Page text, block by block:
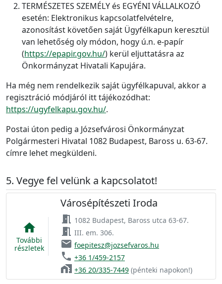
TERMÉSZETES SZEMÉLY és EGYÉNI VÁLLALKOZÓ
esetén: Elektronikus kapcsolatfelvételre,
azonosítást követően saját Ügyfélkapun keresztül
van lehetőség oly módon, hogy ú.n. e-papír
(https://epapir.gov.hu/) kerül eljuttatásra az
Önkormányzat Hivatali Kapujára.
Ha még nem rendelkezik saját ügyfélkapuval, akkor a
regisztráció módjáról itt tájékozódhat:
https://ugyfelkapu.gov.hu/.
Postai úton pedig a Józsefvárosi Önkormányzat
Polgármesteri Hivatal 1082 Budapest, Baross u. 63-67.
címre lehet megküldeni.
Vegye fel velünk a kapcsolatot!
home
További
részletek
Városépítészeti Iroda
meeting_room 1082 Budapest, Baross utca 63-67.
meeting_room III. em. 306.
email foepitesz@jozsefvaros.hu
phone +36 1/459-2157
home_work +36 20/335-7449 (pénteki napokon!)